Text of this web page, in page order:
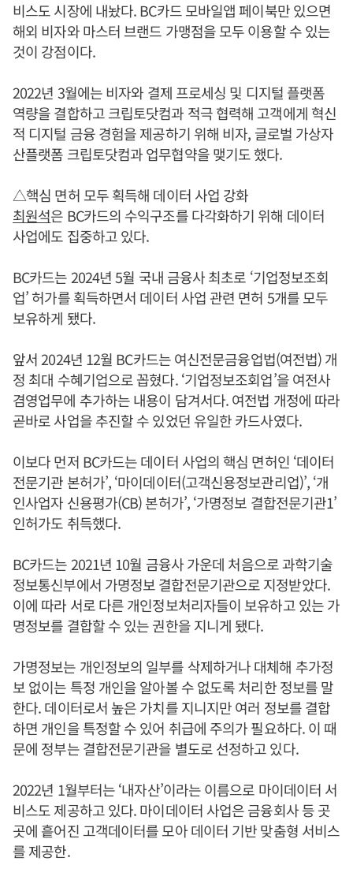
비스도 시장에 내놨다. BC카드 모바일앱 페이북만 있으면
해외 비자와 마스터 브랜드 가맹점을 모두 이용할 수 있는
것이 강점이다.
2022년 3월에는 비자와 결제 프로세싱 및 디지털 플랫폼
역량을 결합하고 크립토닷컴과 적극 협력해 고객에게 혁신
적 디지털 금융 경험을 제공하기 위해 비자, 글로벌 가상자
산플랫폼 크립토닷컴과 업무협약을 맺기도 했다.
△핵심 면허 모두 획득해 데이터 사업 강화
최원석은 BC카드의 수익구조를 다각화하기 위해 데이터
사업에도 집중하고 있다.
BC카드는 2024년 5월 국내 금융사 최초로 ‘기업정보조회
업’ 허가를 획득하면서 데이터 사업 관련 면허 5개를 모두
보유하게 됐다.
앞서 2024년 12월 BC카드는 여신전문금융업법(여전법) 개
정 최대 수혜기업으로 꼽혔다. ‘기업정보조회업’을 여전사
겸영업무에 추가하는 내용이 담겨서다. 여전법 개정에 따라
곧바로 사업을 추진할 수 있었던 유일한 카드사였다.
이보다 먼저 BC카드는 데이터 사업의 핵심 면허인 ‘데이터
전문기관 본허가’, ‘마이데이터(고객신용정보관리업)’, ‘개
인사업자 신용평가(CB) 본허가’, ‘가명정보 결합전문기관1’
인허가도 취득했다.
BC카드는 2021년 10월 금융사 가운데 처음으로 과학기술
정보통신부에서 가명정보 결합전문기관으로 지정받았다.
이에 따라 서로 다른 개인정보처리자들이 보유하고 있는 가
명정보를 결합할 수 있는 권한을 지니게 됐다.
가명정보는 개인정보의 일부를 삭제하거나 대체해 추가정
보 없이는 특정 개인을 알아볼 수 없도록 처리한 정보를 말
한다. 데이터로서 높은 가치를 지니지만 여러 정보를 결합
하면 개인을 특정할 수 있어 취급에 주의가 필요하다. 이 때
문에 정부는 결합전문기관을 별도로 선정하고 있다.
2022년 1월부터는 ‘내자산’이라는 이름으로 마이데이터 서
비스도 제공하고 있다. 마이데이터 사업은 금융회사 등 곳
곳에 흩어진 고객데이터를 모아 데이터 기반 맞춤형 서비스
를 제공한.